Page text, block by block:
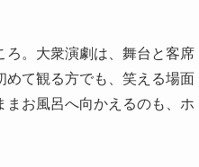
ろ。大衆演劇は、舞台と客席
めて観る方でも、笑える場面
お風呂へ向かえるのも、ホ